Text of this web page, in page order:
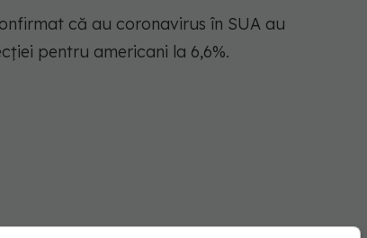
că au coronavirus în SUA au
pentru americani la 6,6%.